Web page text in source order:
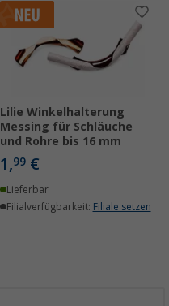
Lilie Winkelhalterung
Messing für Schläuche
und Rohre bis 16 mm
1,99 €
Lieferbar
Filialverfügbarkeit: Filiale setzen